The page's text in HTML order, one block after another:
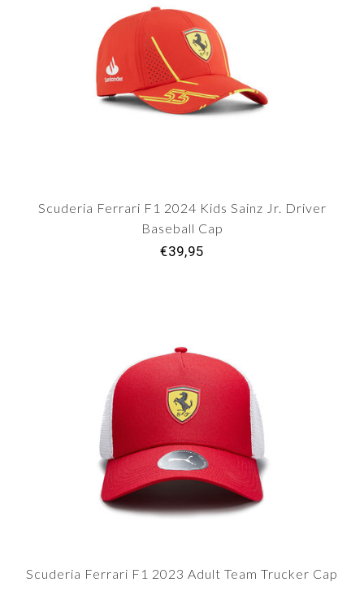
Scuderia Ferrari F1 2024 Kids Sainz Jr. Driver
Baseball Cap
€39,95
Scuderia Ferrari F1 2023 Adult Team Trucker Cap